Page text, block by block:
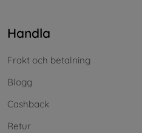
Handla
Frakt och betalning
Blogg
Cashback
Retur